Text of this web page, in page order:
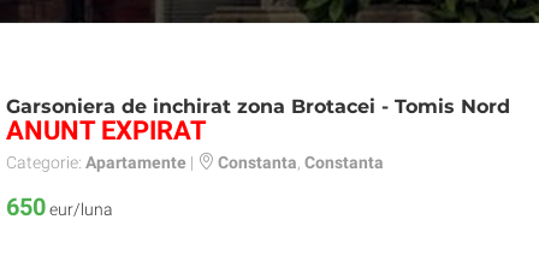
Garsoniera de inchirat zona Brotacei - Tomis Nord
ANUNT EXPIRAT
Categorie: Apartamente | Constanta Constanta
650eur/luna